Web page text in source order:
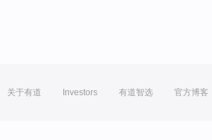
关于有道 Investors 有道智选 官方博客